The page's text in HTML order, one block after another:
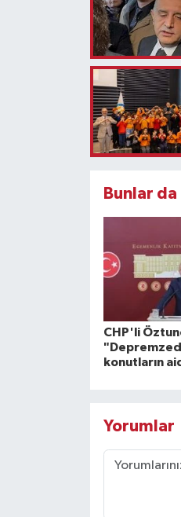
Bunlar
CHP'li
konutların
Yorumlar